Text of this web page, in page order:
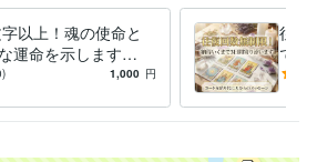
ィブツール
PowerPoint:20年 Word:25年
CapCut:2年InShot:2年
Adobe Illustrator:10年
年
以上！魂の使命と
運命を示します
地図】生まれ持った
1,000 円
往復
で3
を依